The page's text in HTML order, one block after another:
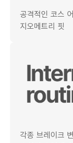
공격적인 코스
지오메트리 핏
각종 브레이크